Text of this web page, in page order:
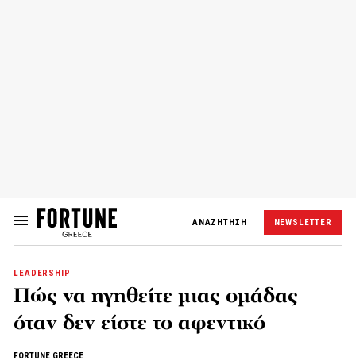
ΑΝΑΖΗΤΗΣΗ NEWSLETTER
LEADERSHIP
Πώς να ηγηθείτε μιας ομάδας
όταν δεν είστε το αφεντικό
FORTUNE GREECE